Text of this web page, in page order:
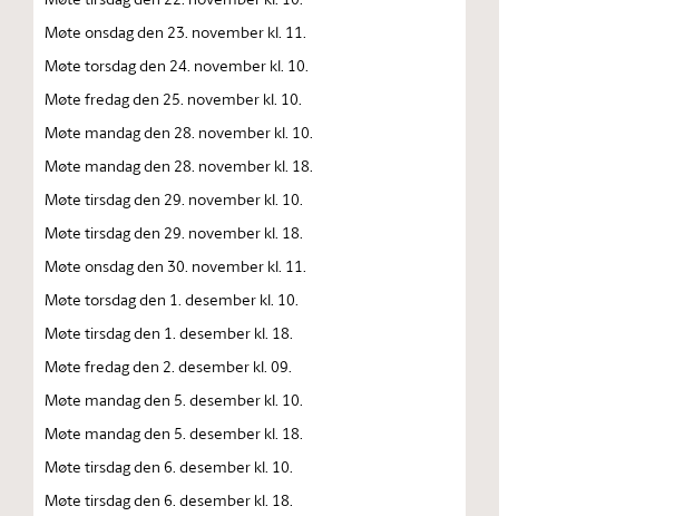
Møte onsdag den 23. november kl. 11.
Møte torsdag den 24. november kl. 10.
Møte fredag den 25. november kl. 10.
Møte mandag den 28. november kl. 10.
Møte mandag den 28. november kl. 18.
Møte tirsdag den 29. november kl. 10.
Møte tirsdag den 29. november kl. 18.
Møte onsdag den 30. november kl. 11.
Møte torsdag den 1. desember kl. 10.
Møte tirsdag den 1. desember kl. 18.
Møte fredag den 2. desember kl. 09.
Møte mandag den 5. desember kl. 10.
Møte mandag den 5. desember kl. 18.
Møte tirsdag den 6. desember kl. 10.
Møte tirsdag den 6. desember kl. 18.